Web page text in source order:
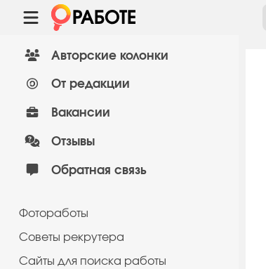
Авторские колонки
От редакции
Вакансии
Отзывы
Обратная связь
Фотоработы
Советы рекрутера
Сайты для поиска работы